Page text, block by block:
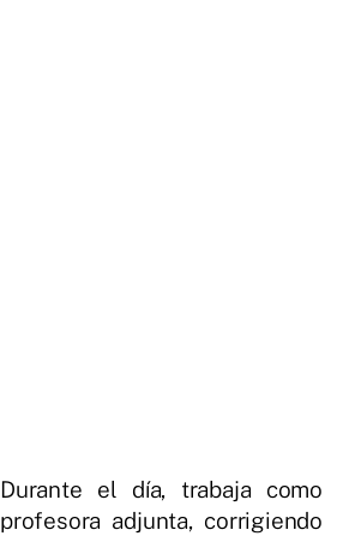
Durante el día, trabaja como
profesora adjunta, corrigiendo